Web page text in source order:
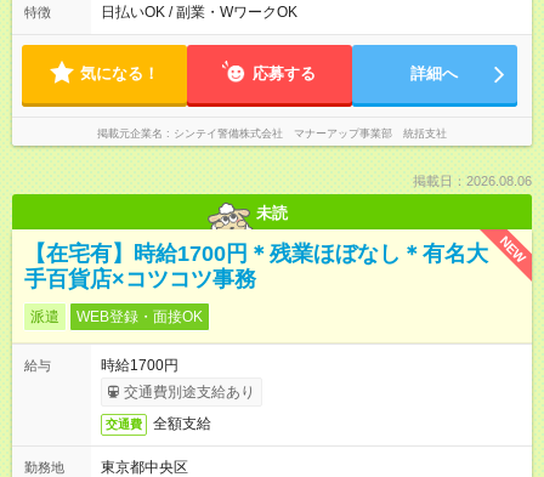
（休憩１時間あり） ・０９：００～１８：００（休憩１時間あ
０９：００～１８：００でお仕事をしてもらいます
特徴 日払いOK / 副業・WワークOK
気になる！ 応募する 詳細へ
掲載元企業名 シンテイ警備株式会社 マナーアップ事業部 統括支社
掲載日：2026.08.06
未読
NEW
【在宅有】時給1700円＊残業ほぼなし＊有名大
手百貨店×コツコツ事務
派遣 WEB登録・面接OK
給与
時給1700円
交通費別途支給あり
交通費 全額支給
勤務地
東京都中央区